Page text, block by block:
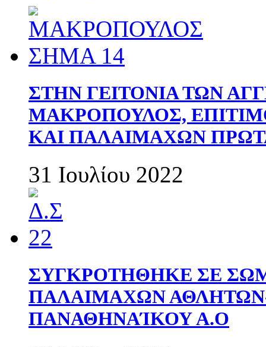
ΣΤΗΝ ΓΕΙΤΟΝΙΑ ΤΩΝ
ΜΑΚΡΟΠΟΥΛΟΣ,
ΚΑΙ ΠΑΛΑΙΜΑΧΩΝ
31 Ιουλίου 2022
ΣΥΓΚΡΟΤΗΘΗΚΕ ΣΕ
ΠΑΛΑΙΜΑΧΩΝ
ΠΑΝΑΘΗΝΑΊΚΟΥ Α.Ο